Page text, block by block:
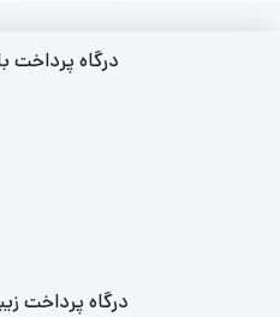
درگاه پرداخت
درگاه پرداخت